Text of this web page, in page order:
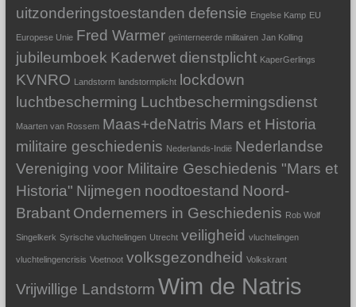
uitzonderingstoestanden defensie Engelse Kamp EU
Europese Unie Fred Warmer geïnterneerde militairen Jan Kolling
jubileumboek Kaderwet dienstplicht KaperGerlings
KVNRO Landstorm landstormplicht
lockdown
luchtbescherming Luchtbeschermingsdienst
Maarten van Rossem Maas+deNatris Mars et Historia
militaire geschiedenis Nederlands-Indië Nederlandse
Vereniging voor Militaire Geschiedenis "Mars et
Historia" Nijmegen noodtoestand Noord-
Brabant Ondernemers in Geschiedenis Rob Wolf
Singelkerk Syrische vluchtelingen Utrecht veiligheid vluchtelingen
vluchtelingencrisis Voetnoot volksgezondheid Volkskrant
Vrijwillige Landstorm Wim de Natris